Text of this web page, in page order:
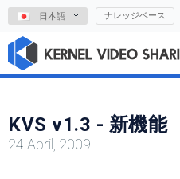
日本語 ナレッジベース
KVS v1.3 - 新機能
24 April, 2009